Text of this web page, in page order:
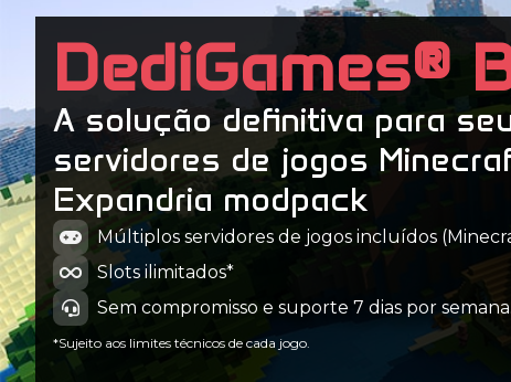
DediGames®
A solução definitiva para
servidores de jogos
Expandria modpack
Múltiplos servidores de jogos incluídos
Slots ilimitados*
Sem compromisso e suporte 7 dias por semana.
*Sujeito aos limites técnicos de cada jogo.